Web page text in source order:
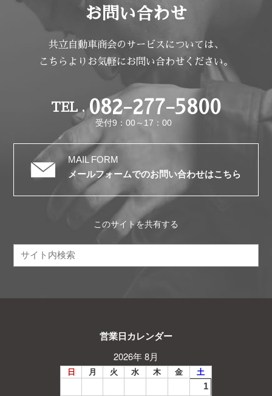
お問い合わせ
共立自動車商会のサービスについては、
こちらよりお気軽にお問い合わせください。
TEL .082-277-5800
受付9：00～17：00
MAIL FORM
メールフォームでのお問い合わせはこちら
このサイトを共有する
営業日カレンダー
2026年 8月
日 月 火 水 木 金 土
1